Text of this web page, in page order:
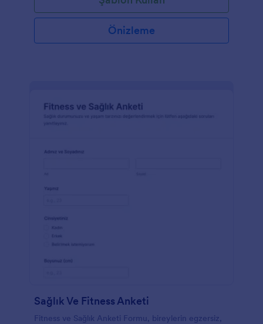
Önizleme
Sağlık Ve Fitness Anketi
Fitness ve Sağlık Anketi Formu, bireylerin egzersiz,